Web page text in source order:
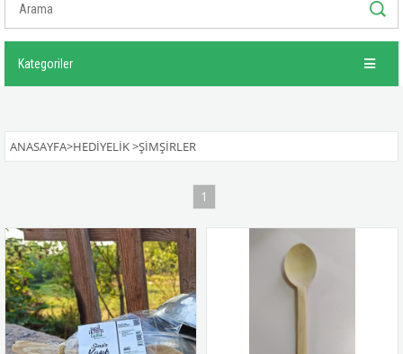
Kategoriler
ANASAYFA>HEDIYELIK>ŞIMŞIRLER
1